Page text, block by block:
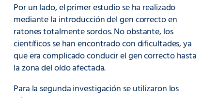
Por un lado, el primer estudio se ha realizado
mediante la introducción del gen correcto en
ratones totalmente sordos. No obstante, los
científicos se han encontrado con dificultades, ya
que era complicado conducir el gen correcto hasta
la zona del oído afectada.
Para la segunda investigación se utilizaron los